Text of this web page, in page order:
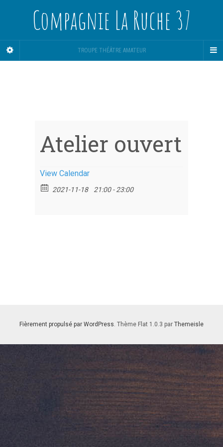
Compagnie La Ruche 37
TROUPE THÉÂTRE AMATEUR
Atelier ouvert
View Calendar
2021-11-18 21:00 - 23:00
Fièrement propulsé par WordPress. Thème Flat 1.0.3 par Themeisle